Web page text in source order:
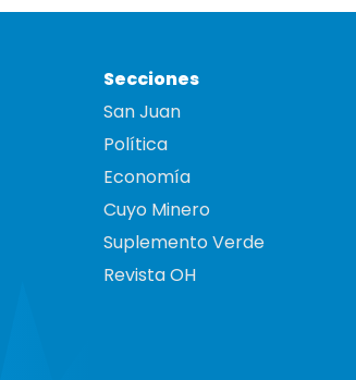
Secciones
San Juan
Política
Economía
Cuyo Minero
Suplemento Verde
Revista OH